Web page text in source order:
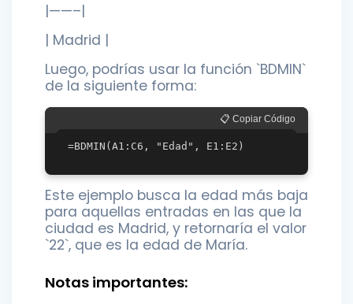
|——–|
| Madrid |
Luego, podrías usar la función `BDMIN`
de la siguiente forma:
📋 Copiar Código
Este ejemplo busca la edad más baja
para aquellas entradas en las que la
ciudad es Madrid, y retornaría el valor
`22`, que es la edad de María.
Notas importantes: